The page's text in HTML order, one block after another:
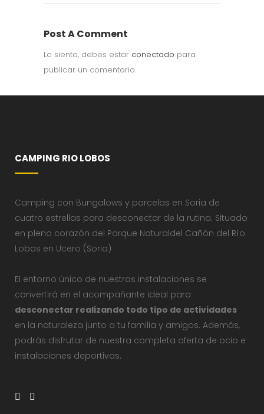
Post A Comment
Lo siento, debes estar conectado para
publicar un comentario.
CAMPING RIO LOBOS
Camping con Bungalows y parcelas en Soria de
cuatro estrellas para desconectar de la rutina. Situado
en pleno corazón del Parque Naturaldel Cañón del Río
Lobos en Ucero (Soria)
El entorno único de nuestras instalaciones se
convertirá en el acompañante ideal para
desconectar realizando todo tipo de actividades
en la naturaleza junto a tu familia y amigos. Además,
podrás disfrutar de nuestra completa oferta de ocio e
instalaciones deportivas.